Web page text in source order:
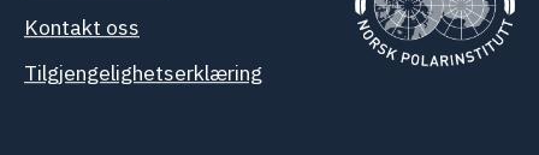
Kontakt oss
Tilgjengelighetserklæring